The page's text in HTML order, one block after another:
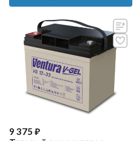
9 375 ₽